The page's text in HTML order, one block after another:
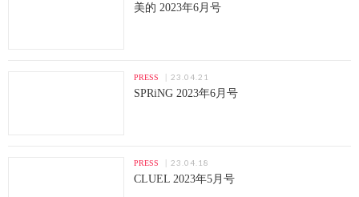
美的 2023年6月号
PRESS 23.04.21
SPRiNG 2023年6月号
PRESS 23.04.18
CLUEL 2023年5月号